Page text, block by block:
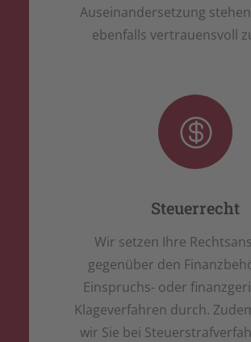
Auseinandersetzung
ebenfalls vertrauensvoll

Steuerrecht
Wir setzen Ihre
gegenüber den
Einspruchs- oder
Klageverfahren durch.
wir Sie bei